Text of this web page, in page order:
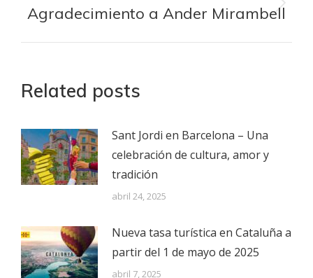
Publicación
Agradecimiento a Ander Mirambell
Related posts
Sant Jordi en Barcelona – Una
celebración de cultura, amor y
tradición
abril 24, 2025
Nueva tasa turística en Cataluña a
partir del 1 de mayo de 2025
abril 7, 2025